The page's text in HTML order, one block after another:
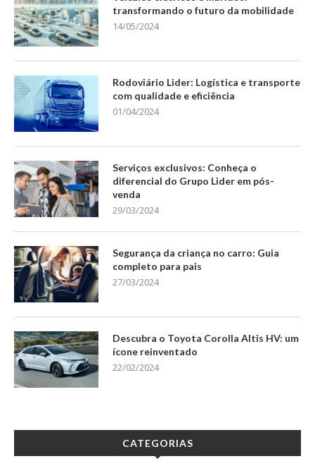
transformando o futuro da mobilidade
14/05/2024
Rodoviário Lider: Logística e transporte
com qualidade e eficiência
01/04/2024
Serviços exclusivos: Conheça o
diferencial do Grupo Lider em pós-
venda
29/03/2024
Segurança da criança no carro: Guia
completo para pais
27/03/2024
Descubra o Toyota Corolla Altis HV: um
ícone reinventado
22/02/2024
CATEGORIAS